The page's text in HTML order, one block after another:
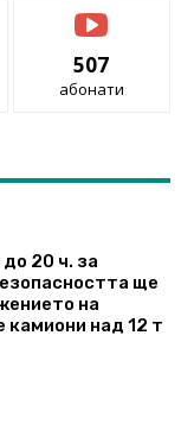
507
абонати
20 ч. за
ще
на
над 12 т